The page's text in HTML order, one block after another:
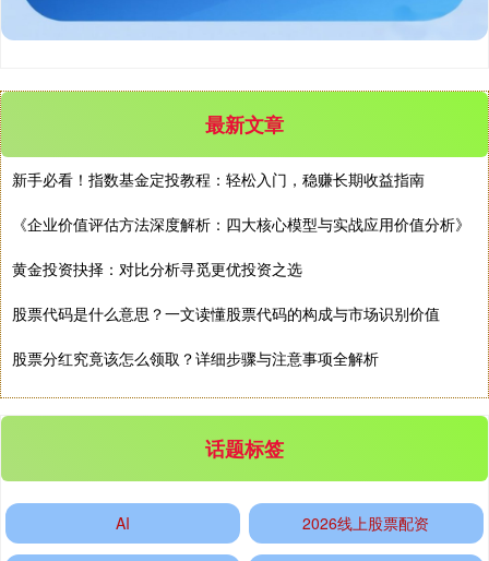
3537.21 -25.90
基金指数 7247.38 +5.28 +0.07%
最新文章
新手必看！指数基金定投教程：轻松入门，稳赚长期收益指南
《企业价值评估方法深度解析：四大核心模型与实战应用价值分析》
黄金投资抉择：对比分析寻觅更优投资之选
股票代码是什么意思？一文读懂股票代码的构成与市场识别价值
股票分红究竟该怎么领取？详细步骤与注意事项全解析
话题标签
AI 2026线上股票配资